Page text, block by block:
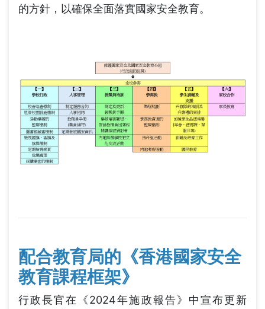
的方針，以確保全面落實國家安全教育。
配合教育局的《香港國家安全
教育課程框架》
行政長官在《2024年施政報告》中宣布更新